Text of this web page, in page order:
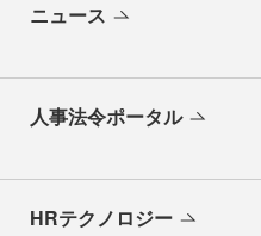
ニュース
人事法令ポータル
HRテクノロジー